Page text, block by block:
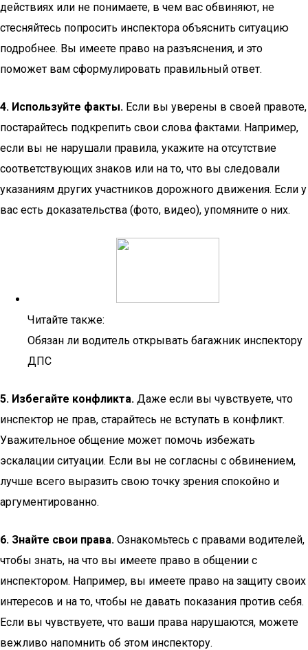
действиях или не понимаете, в чем вас обвиняют, не
стесняйтесь попросить инспектора объяснить ситуацию
подробнее. Вы имеете право на разъяснения, и это
поможет вам сформулировать правильный ответ.
4. Используйте факты. Если вы уверены в своей правоте,
постарайтесь подкрепить свои слова фактами. Например,
если вы не нарушали правила, укажите на отсутствие
соответствующих знаков или на то, что вы следовали
указаниям других участников дорожного движения. Если у
вас есть доказательства (фото, видео), упомяните о них.
Читайте также:
Обязан ли водитель открывать багажник инспектору
ДПС
5. Избегайте конфликта. Даже если вы чувствуете, что
инспектор не прав, старайтесь не вступать в конфликт.
Уважительное общение может помочь избежать
эскалации ситуации. Если вы не согласны с обвинением,
лучше всего выразить свою точку зрения спокойно и
аргументированно.
6. Знайте свои права. Ознакомьтесь с правами водителей,
чтобы знать, на что вы имеете право в общении с
инспектором. Например, вы имеете право на защиту своих
интересов и на то, чтобы не давать показания против себя.
Если вы чувствуете, что ваши права нарушаются, можете
вежливо напомнить об этом инспектору.